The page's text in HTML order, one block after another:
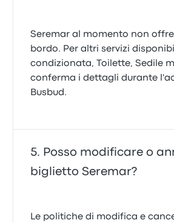
Seremar al momento non
bordo. Per altri servizi
condizionata, Toilette, Sedile
conferma i dettagli durante
Busbud.
Posso modificare o
biglietto Seremar?
Le politiche di modifica e